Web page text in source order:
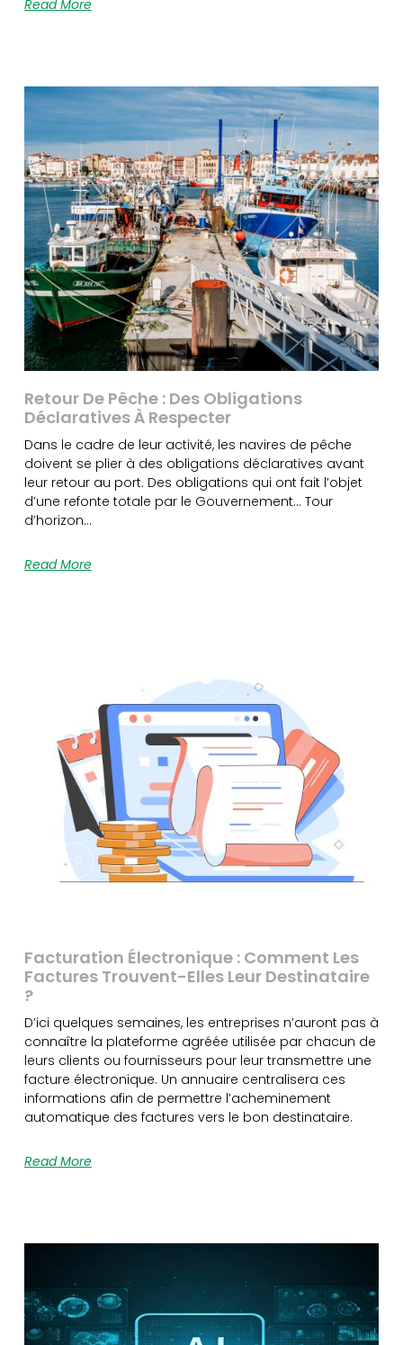
Read More
Retour De Pêche : Des Obligations
Déclaratives À Respecter
Dans le cadre de leur activité, les navires de pêche
doivent se plier à des obligations déclaratives avant
leur retour au port. Des obligations qui ont fait l’objet
d’une refonte totale par le Gouvernement… Tour
d’horizon…
Read More
Facturation Électronique : Comment Les
Factures Trouvent-Elles Leur Destinataire
?
D’ici quelques semaines, les entreprises n’auront pas à
connaître la plateforme agréée utilisée par chacun de
leurs clients ou fournisseurs pour leur transmettre une
facture électronique. Un annuaire centralisera ces
informations afin de permettre l’acheminement
automatique des factures vers le bon destinataire.
Read More